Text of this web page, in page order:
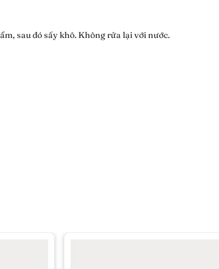
sau đó sấy khô. Không rửa lại với nước.